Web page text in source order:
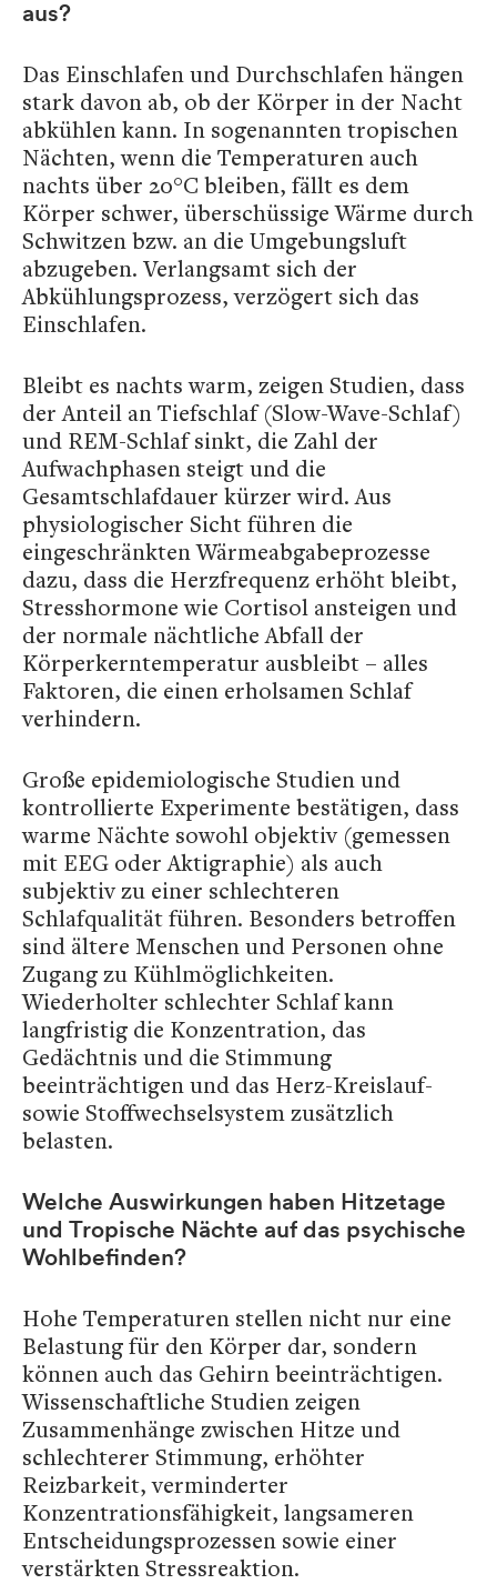
aus?
Das Einschlafen und Durchschlafen hängen
stark davon ab, ob der Körper in der Nacht
abkühlen kann. In sogenannten tropischen
Nächten, wenn die Temperaturen auch
nachts über 20°C bleiben, fällt es dem
Körper schwer, überschüssige Wärme durch
Schwitzen bzw. an die Umgebungsluft
abzugeben. Verlangsamt sich der
Abkühlungsprozess, verzögert sich das
Einschlafen.
Bleibt es nachts warm, zeigen Studien, dass
der Anteil an Tiefschlaf (Slow-Wave-Schlaf)
und REM-Schlaf sinkt, die Zahl der
Aufwachphasen steigt und die
Gesamtschlafdauer kürzer wird. Aus
physiologischer Sicht führen die
eingeschränkten Wärmeabgabeprozesse
dazu, dass die Herzfrequenz erhöht bleibt,
Stresshormone wie Cortisol ansteigen und
der normale nächtliche Abfall der
Körperkerntemperatur ausbleibt – alles
Faktoren, die einen erholsamen Schlaf
verhindern.
Große epidemiologische Studien und
kontrollierte Experimente bestätigen, dass
warme Nächte sowohl objektiv (gemessen
mit EEG oder Aktigraphie) als auch
subjektiv zu einer schlechteren
Schlafqualität führen. Besonders betroffen
sind ältere Menschen und Personen ohne
Zugang zu Kühlmöglichkeiten.
Wiederholter schlechter Schlaf kann
langfristig die Konzentration, das
Gedächtnis und die Stimmung
beeinträchtigen und das Herz-Kreislauf-
sowie Stoffwechselsystem zusätzlich
belasten.
Welche Auswirkungen haben Hitzetage
und Tropische Nächte auf das psychische
Wohlbefinden?
Hohe Temperaturen stellen nicht nur eine
Belastung für den Körper dar, sondern
können auch das Gehirn beeinträchtigen.
Wissenschaftliche Studien zeigen
Zusammenhänge zwischen Hitze und
schlechterer Stimmung, erhöhter
Reizbarkeit, verminderter
Konzentrationsfähigkeit, langsameren
Entscheidungsprozessen sowie einer
verstärkten Stressreaktion.